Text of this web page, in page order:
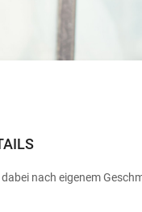
nach eigenem